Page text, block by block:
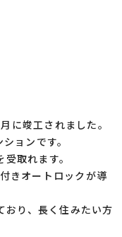
に竣工されました。
ョンです。
取れます。
きオートロックが導
り、長く住みたい方